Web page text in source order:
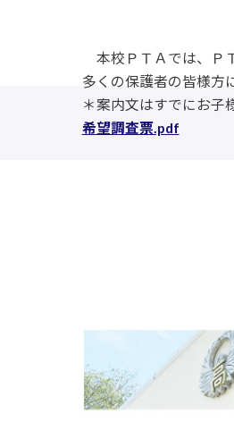
本校ＰＴＡでは、Ｐ
多くの保護者の皆様方
＊案内文はすでにお子
希望調査票.pdf